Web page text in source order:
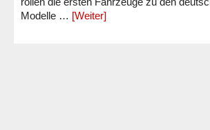
Modelle … [Weiter]